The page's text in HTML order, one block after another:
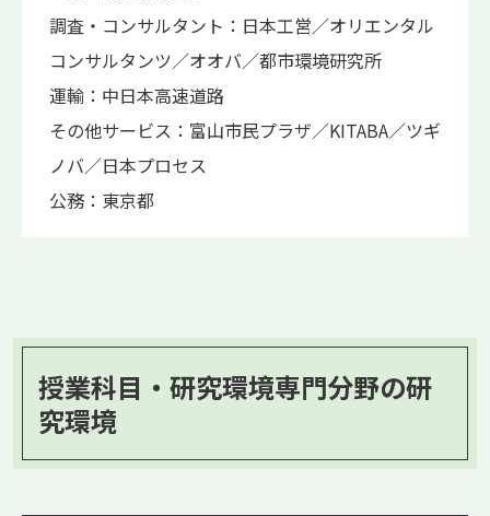
調査・コンサルタント：日本工営／オリエンタル
コンサルタンツ／オオバ／都市環境研究所
運輸：中日本高速道路
その他サービス：富山市民プラザ／KITABA／ツギ
ノバ／日本プロセス
公務：東京都
授業科目・研究環境専門分野の研
究環境